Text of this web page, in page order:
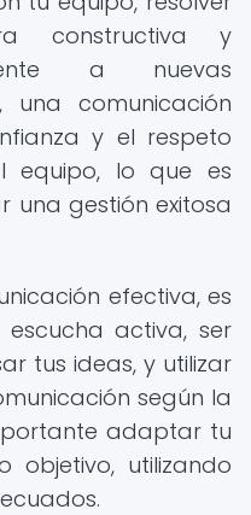
constructiva y
a nuevas
una comunicación
y el respeto
equipo, lo que es
gestión exitosa
efectiva, es
activa, ser
tus ideas, y utilizar
según la
adaptar tu
objetivo, utilizando